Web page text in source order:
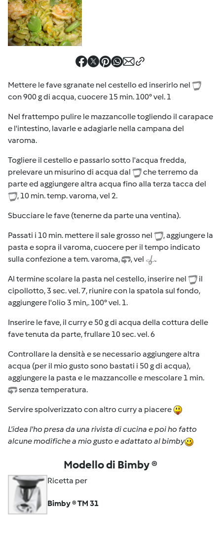
Mettere le fave sgranate nel cestello ed inserirlo nel
con 900 g di acqua, cuocere 15 min. 100° vel. 1
Nel frattempo pulire le mazzancolle togliendo il carapace
e l'intestino, lavarle e adagiarle nella campana del
varoma.
Togliere il cestello e passarlo sotto l'acqua fredda,
prelevare un misurino di acqua dal
che terremo da
parte ed aggiungere altra acqua fino alla terza tacca del
, 10 min. temp. varoma, vel 2.
Sbucciare le fave (tenerne da parte una ventina).
Passati i 10 min. mettere il sale grosso nel
, aggiungere la
pasta e sopra il varoma, cuocere per il tempo indicato
sulla confezione a tem. varoma,
, vel .
Al termine scolare la pasta nel cestello, inserire nel
il
cipollotto, 3 sec. vel. 7, riunire con la spatola sul fondo,
aggiungere l'olio 3 min,. 100° vel. 1.
Inserire le fave, il curry e 50 g di acqua della cottura delle
fave tenuta da parte, frullare 10 sec. vel. 6
Controllare la densità e se necessario aggiungere altra
acqua (per il mio gusto sono bastati i 50 g di acqua),
aggiungere la pasta e le mazzancolle e mescolare 1 min.
senza temperatura.
Servire spolverizzato con altro curry a piacere
L'idea l'ho presa da una rivista di cucina e poi ho fatto
alcune modifiche a mio gusto e adattato al bimby
Modello di Bimby ®
Ricetta per
Bimby ® TM 31